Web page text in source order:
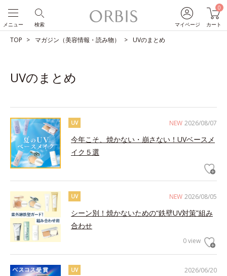
マイページ
0
カート
検索
メニュー
TOP マガジン（美容情報・読み物） UVのまとめ
UVのまとめ
NEW 2026/08/07
UV
今年こそ、焼かない・崩さない！UVベースメ
イク５選
NEW 2026/08/05
UV
シーン別！焼かないための“鉄壁UV対策”組み
合わせ
0 view
2026/06/20
UV